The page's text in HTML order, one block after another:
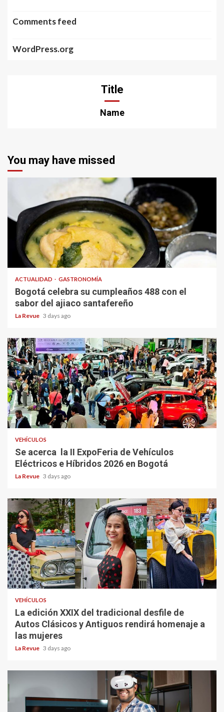
Comments feed
WordPress.org
Title
Name
You may have missed
ACTUALIDAD GASTRONOMÍA
Bogotá celebra su cumpleaños 488 con el
sabor del ajiaco santafereño
La Revue 3 days ago
VEHÍCULOS
Se acerca la II ExpoFeria de Vehículos
Eléctricos e Híbridos 2026 en Bogotá
La Revue 3 days ago
VEHÍCULOS
La edición XXIX del tradicional desfile de
Autos Clásicos y Antiguos rendirá homenaje a
las mujeres
La Revue 3 days ago